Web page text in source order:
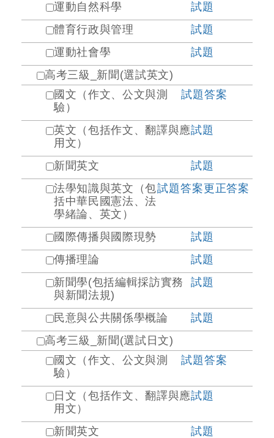
運動自然科學
試題
體育行政與管理
試題
運動社會學
試題
高考三級_新聞(選試英文)
國文（作文、公文與測
驗）
試題答案
英文（包括作文、翻譯與應
用文）
試題
新聞英文
試題
法學知識與英文（包
括中華民國憲法、法
學緒論、英文）
試題答案更正答案
國際傳播與國際現勢
試題
傳播理論
試題
新聞學(包括編輯採訪實務
與新聞法規)
試題
民意與公共關係學概論
試題
高考三級_新聞(選試日文)
國文（作文、公文與測
驗）
試題答案
日文（包括作文、翻譯與應
用文）
試題
新聞英文
試題